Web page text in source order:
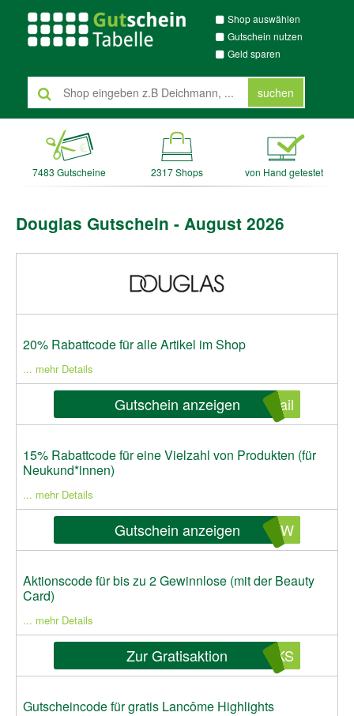
Shop auswählen
Gutschein nutzen
Geld sparen
suchen
7483 Gutscheine 2317 Shops von Hand getestet
Douglas Gutschein - August 2026
20% Rabattcode für alle Artikel im Shop
... mehr Details
Gutschein anzeigen ail
15% Rabattcode für eine Vielzahl von Produkten (für
Neukund*innen)
... mehr Details
Gutschein anzeigen NEW
Aktionscode für bis zu 2 Gewinnlose (mit der Beauty
Card)
... mehr Details
Zur Gratisaktion EKS
Gutscheincode für gratis Lancôme Highlights